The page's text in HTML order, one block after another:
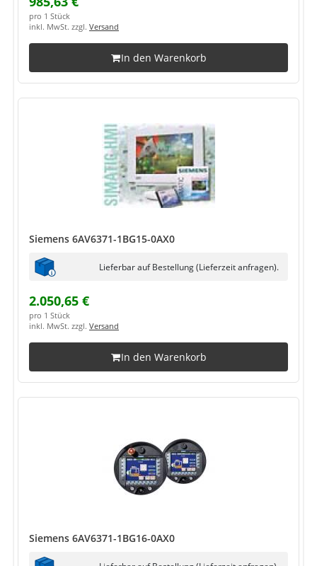
pro 1 Stück
inkl. MwSt. zzgl. Versand
In den Warenkorb
Siemens 6AV6371-1BG15-0AX0
Lieferbar auf Bestellung (Lieferzeit anfragen).
2.050,65 €
pro 1 Stück
inkl. MwSt. zzgl. Versand
In den Warenkorb
Siemens 6AV6371-1BG16-0AX0